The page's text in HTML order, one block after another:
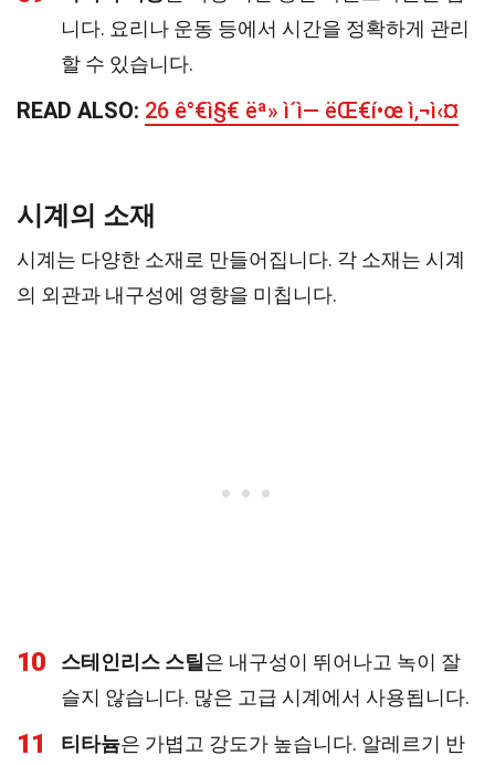
니다. 요리나 운동 등에서 시간을 정확하게 관리
할 수 있습니다.
READ ALSO: 26 ê°€ì§€ ëª» ì´ì— ëŒ€í•œ ì‚¬ì‹¤
시계의 소재
시계는 다양한 소재로 만들어집니다. 각 소재는 시계
의 외관과 내구성에 영향을 미칩니다.
10 스테인리스 스틸 은 내구성이 뛰어나고 녹이 잘
슬지 않습니다. 많은 고급 시계에서 사용됩니다.
11 티타늄은 가볍고 강도가 높습니다. 알레르기 반